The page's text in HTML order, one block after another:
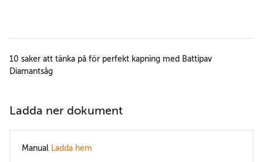
10 saker att tänka på för perfekt kapning med Battipav
Diamantsåg
Ladda ner dokument
Manual Ladda hem